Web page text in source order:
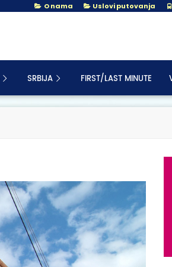
O nama Uslovi putovanja
SRBIJA FIRST/LAST MINUTE